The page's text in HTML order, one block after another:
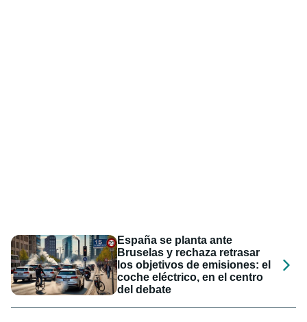
España se planta ante
Bruselas y rechaza retrasar
los objetivos de emisiones: el
coche eléctrico, en el centro
del debate